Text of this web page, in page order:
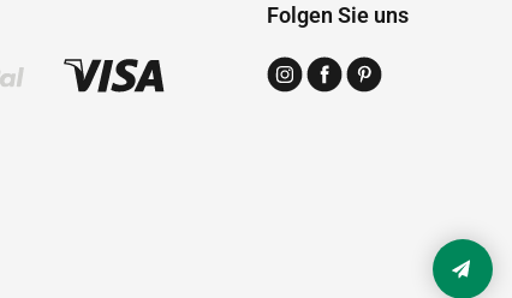
Folgen Sie uns